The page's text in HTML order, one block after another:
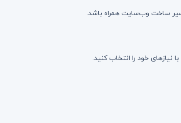
ساخت وب‌سایت همراه باشد.
خود را انتخاب کنید.